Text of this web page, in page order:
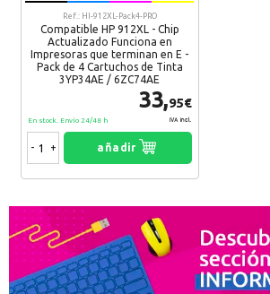
Ref.: HI-912XL-Pack4-PRO
Compatible HP 912XL - Chip
Actualizado Funciona en
Impresoras que terminan en E -
Pack de 4 Cartuchos de Tinta
3YP34AE / 6ZC74AE
33,95€
IVA Incl.
En stock. Envío 24/48 h
- + añadir